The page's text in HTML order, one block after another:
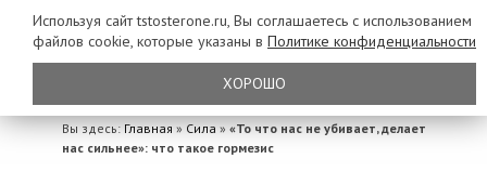
Вы здесь: Главная » Сила » «То что нас не убивает, делает
нас сильнее»: что такое гормезис
Используя сайт tstosterone.ru, Вы соглашаетесь с использованием
файлов cookie, которые указаны в Политике конфиденциальности
ХОРОШО